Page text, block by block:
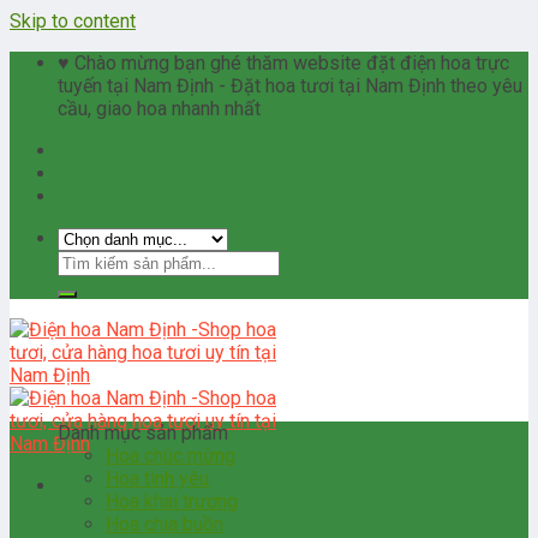
Skip to content
♥ Chào mừng bạn ghé thăm website đặt điện hoa trực
tuyến tại Nam Định - Đặt hoa tươi tại Nam Định theo yêu
cầu, giao hoa nhanh nhất
Danh mục sản phẩm
Hoa chúc mừng
Hoa tình yêu
Hoa khai trương
Hoa chia buồn